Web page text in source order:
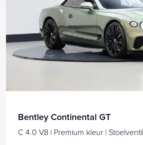
Bentley Continental GT
C 4.0 V8 | Premium kleur |